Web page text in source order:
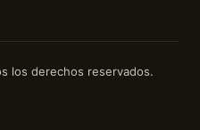
los derechos reservados.